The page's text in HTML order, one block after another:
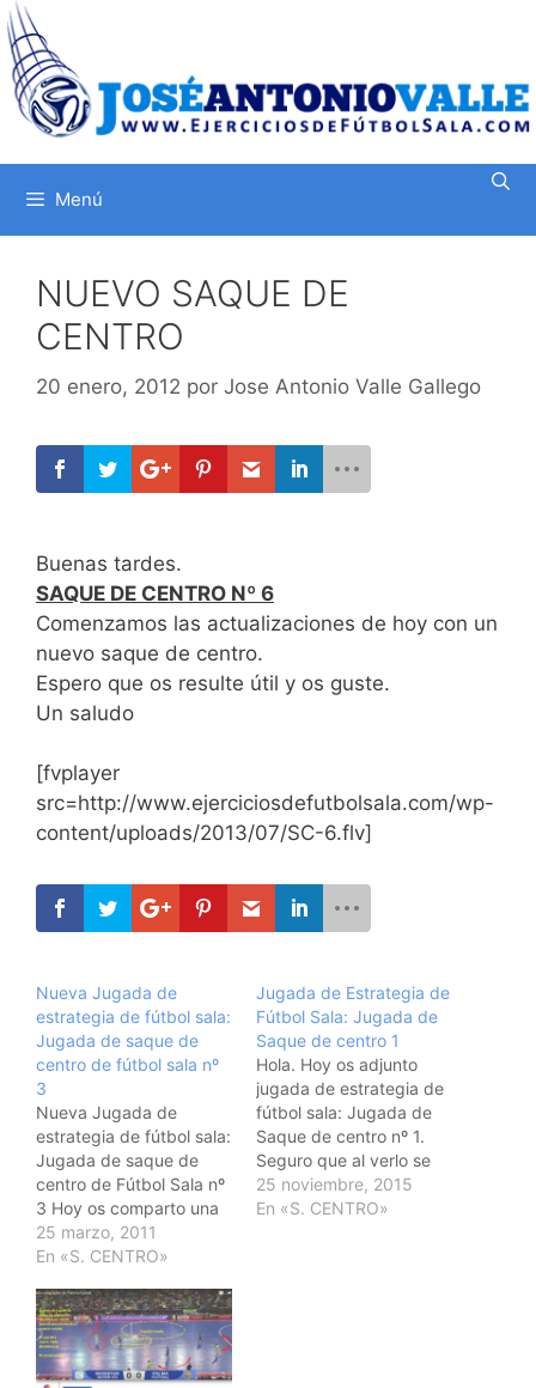
Saltar
al
contenido
Menú
NUEVO SAQUE DE
CENTRO
20 enero, 2012 por Jose Antonio Valle Gallego
Buenas tardes.
SAQUE DE CENTRO Nº 6
Comenzamos las actualizaciones de hoy con un
nuevo saque de centro.
Espero que os resulte útil y os guste.
Un saludo
[fvplayer
src=http://www.ejerciciosdefutbolsala.com/wp-
content/uploads/2013/07/SC-6.flv]
Nueva Jugada de
estrategia de fútbol sala:
Jugada de saque de
centro de fútbol sala nº
3
Nueva Jugada de
estrategia de fútbol sala:
Jugada de saque de
centro de Fútbol Sala nº
3 Hoy os comparto una
nueva jugada de
estrategia de fútbol sala.
nueva jugada de saque
de centro de fútbol sala.
Solo os adjunto una
finalización pero seguro
25 marzo, 2011
En «S. CENTRO»
Jugada de Estrategia de
Fútbol Sala: Jugada de
Saque de centro 1
Hola. Hoy os adjunto
jugada de estrategia de
fútbol sala: Jugada de
Saque de centro nº 1.
Seguro que al verlo se
os ocurren algunas más
finalizaciones. Esa es la
25 noviembre, 2015
En «S. CENTRO»